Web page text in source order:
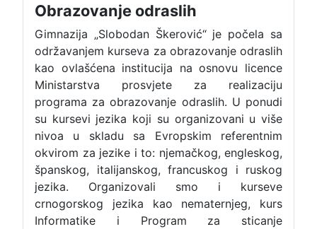
Obrazovanje odraslih
Gimnazija „Slobodan Škerović“ je počela sa
održavanjem kurseva za obrazovanje odraslih
kao ovlašćena institucija na osnovu licence
Ministarstva prosvjete za realizaciju
programa za obrazovanje odraslih. U ponudi
su kursevi jezika koji su organizovani u više
nivoa u skladu sa Evropskim referentnim
okvirom za jezike i to: njemačkog, engleskog,
španskog, italijanskog, francuskog i ruskog
jezika. Organizovali smo i kurseve
crnogorskog jezika kao nematernjeg, kurs
Informatike i Program za sticanje